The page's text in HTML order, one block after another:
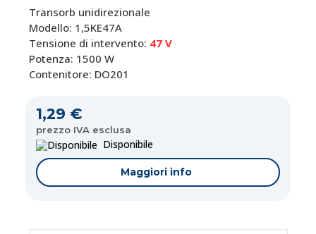
Transorb unidirezionale
Modello: 1,5KE47A
Tensione di intervento: 47 V
Potenza: 1500 W
Contenitore: DO201
1,29 €
prezzo IVA esclusa
Disponibile
Maggiori info